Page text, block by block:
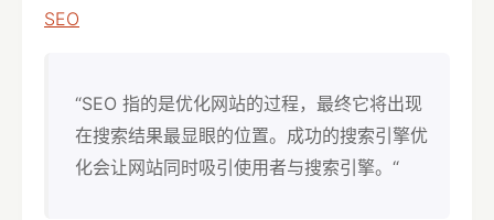
SEO
“SEO 指的是优化网站的过程，最终它将出现
在搜索结果最显眼的位置。成功的搜索引擎优
化会让网站同时吸引使用者与搜索引擎。“